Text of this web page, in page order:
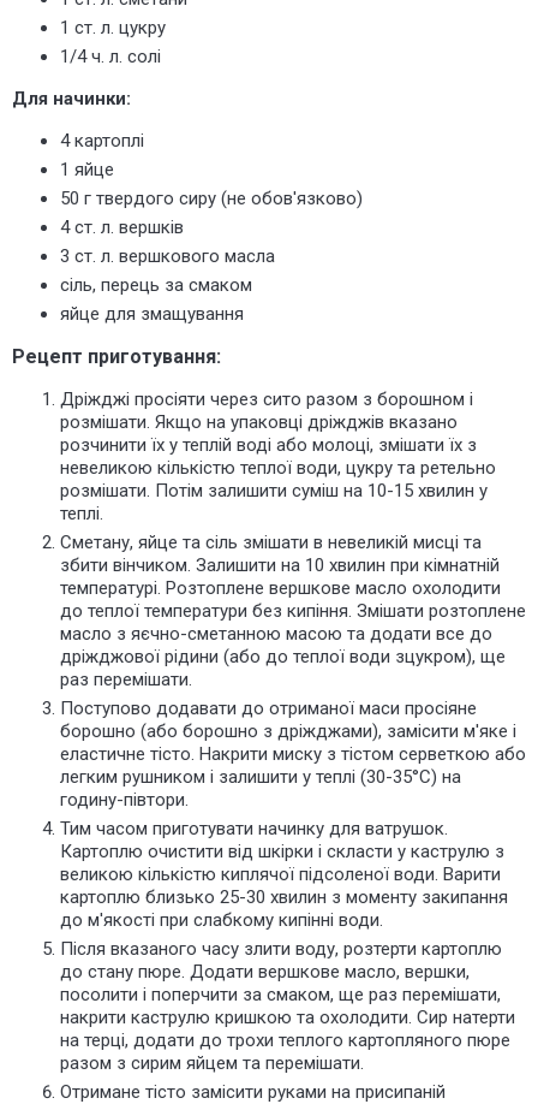
1 ст. л. цукру
1/4 ч. л. солі
Для начинки:
4 картоплі
1 яйце
50 г твердого сиру (не обов'язково)
4 ст. л. вершків
3 ст. л. вершкового масла
сіль, перець за смаком
яйце для змащування
Рецепт приготування:
Дріжджі просіяти через сито разом з борошном і
розмішати. Якщо на упаковці дріжджів вказано
розчинити їх у теплій воді або молоці, змішати їх з
невеликою кількістю теплої води, цукру та ретельно
розмішати. Потім залишити суміш на 10-15 хвилин у
теплі.
Сметану, яйце та сіль змішати в невеликій мисці та
збити вінчиком. Залишити на 10 хвилин при кімнатній
температурі. Розтоплене вершкове масло охолодити
до теплої температури без кипіння. Змішати розтоплене
масло з яєчно-сметанною масою та додати все до
дріжджової рідини (або до теплої води зцукром), ще
раз перемішати.
Поступово додавати до отриманої маси просіяне
борошно (або борошно з дріжджами), замісити м'яке і
еластичне тісто. Накрити миску з тістом серветкою або
легким рушником і залишити у теплі (30-35°С) на
годину-півтори.
Тим часом приготувати начинку для ватрушок.
Картоплю очистити від шкірки і скласти у каструлю з
великою кількістю киплячої підсоленої води. Варити
картоплю близько 25-30 хвилин з моменту закипання
до м'якості при слабкому кипінні води.
Після вказаного часу злити воду, розтерти картоплю
до стану пюре. Додати вершкове масло, вершки,
посолити і поперчити за смаком, ще раз перемішати,
накрити каструлю кришкою та охолодити. Сир натерти
на терці, додати до трохи теплого картопляного пюре
разом з сирим яйцем та перемішати.
Отримане тісто замісити руками на присипаній